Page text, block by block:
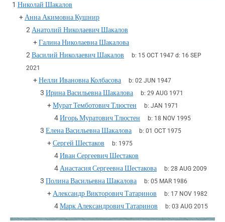
1 Николай Шакалов
+ Анна Акимовна Кушнир
2 Анатолий Николаевич Шакалов
+Галина Николаевна Шакалова
2 Василий Николаевич Шакалов b: 15 OCT 1947d: 16 SEP
2021
+Нелли Ивановна Колбасова b: 02 JUN 1947
3 Ирина Васильевна Шакалова b: 29 AUG 1971
+Мурат Темботович Тлюстен b: JAN 1971
4Игорь Муратович Тлюстен b: 18 NOV 1995
3 Елена Васильевна Шакалова b: 01 OCT 1975
+Сергей Шестаков b: 1975
4Иван Сергеевич Шестаков
4 Анастасия Сергеевна Шестакова b: 28 AUG 2009
3 Полина Васильевна Шакалова b: 05 MAR 1986
+ Александр Викторович Татаринов b: 17 NOV 1982
4Марк Александрович Татаринов b: 03 AUG 2015